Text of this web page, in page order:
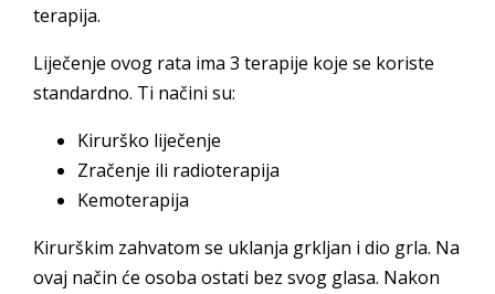
terapija.
Liječenje ovog rata ima 3 terapije koje se koriste
standardno. Ti načini su:
Kirurško liječenje
Zračenje ili radioterapija
Kemoterapija
Kirurškim zahvatom se uklanja grkljan i dio grla. Na
ovaj način će osoba ostati bez svog glasa. Nakon